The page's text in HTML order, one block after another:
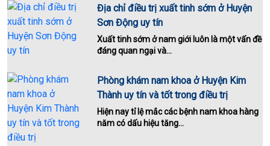
Địa chỉ điều trị xuất tinh sớm ở Huyện
Sơn Động uy tín
Xuất tinh sớm ở nam giới luôn là một vấn đề
đáng quan ngại và...
Phòng khám nam khoa ở Huyện Kim
Thành uy tín và tốt trong điều trị
Hiện nay tỉ lệ mắc các bệnh nam khoa hàng
năm có dấu hiệu tăng...